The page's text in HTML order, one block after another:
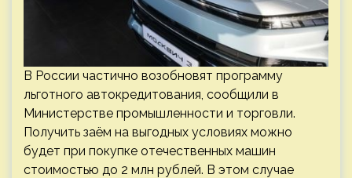
В России частично возобновят программу
льготного автокредитования, сообщили в
Министерстве промышленности и торговли.
Получить заём на выгодных условиях можно
будет при покупке отечественных машин
стоимостью до 2 млн рублей. В этом случае